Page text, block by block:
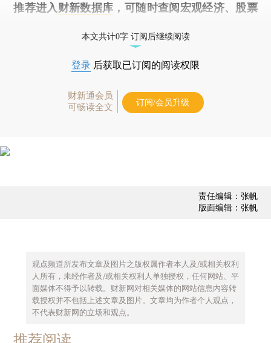
推荐进入 财新数据库 ，可随时查阅宏观经济、股票
本文共计0字 订阅后继续阅读
登录 后获取已订阅的阅读权限
财新通会员
可畅读全文
订阅/会员升级
责任编辑：张帆
版面编辑：张帆
观点频道所发布文章及图片之版权属作者本人及/或相关权利
人所有，未经作者及/或相关权利人单独授权，任何网站、平
面媒体不得予以转载。财新网对相关媒体的网站信息内容转
载授权并不包括上述文章及图片。文章均为作者个人观点，
不代表财新网的立场和观点。
推荐阅读